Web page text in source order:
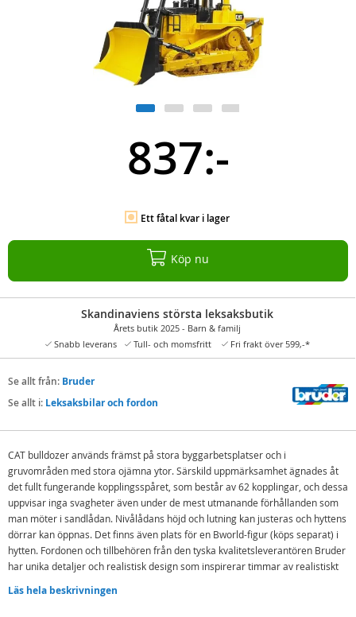
837:-
Ett fåtal kvar i lager
Köp nu
Skandinaviens största leksaksbutik
Årets butik 2025 - Barn & familj
Snabb leverans
Tull- och momsfritt Fri frakt över 599,-*
Se allt från: Bruder
Se allt i: Leksaksbilar och fordon
CAT bulldozer används främst på stora byggarbetsplatser och i
gruvområden med stora ojämna ytor. Särskild uppmärksamhet ägnades åt
det fullt fungerande kopplingsspåret, som består av 62 kopplingar, och dessa
uppvisar inga svagheter även under de mest utmanande förhållanden som
man möter i sandlådan. Nivålådans höjd och lutning kan justeras och hyttens
dörrar kan öppnas. Det finns även plats för en Bworld-figur (köps separat) i
hytten. Fordonen och tillbehören från den tyska kvalitetsleverantören Bruder
har unika detaljer och realistisk design som inspirerar timmar av realistiskt
Läs hela beskrivningen